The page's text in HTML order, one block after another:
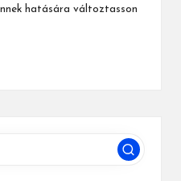
hatására változtasson